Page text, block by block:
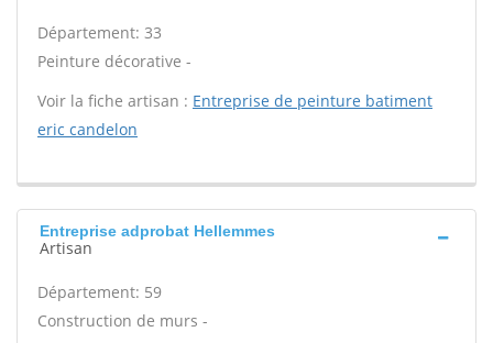
Département: 33
Peinture décorative -
Voir la fiche artisan : Entreprise de peinture batiment
eric candelon
Entreprise adprobat Hellemmes
Artisan
Département: 59
Construction de murs -